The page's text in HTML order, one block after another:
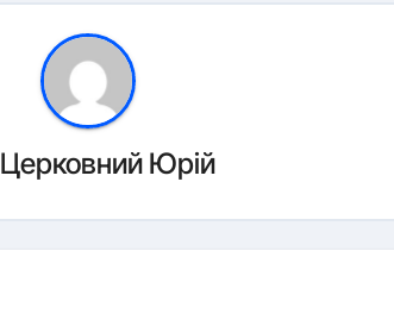
Церковний Юрій